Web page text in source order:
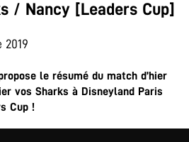
/ Nancy [Leaders Cup]
le résumé du match d’hier
vos Sharks à Disneyland Paris
Cup !